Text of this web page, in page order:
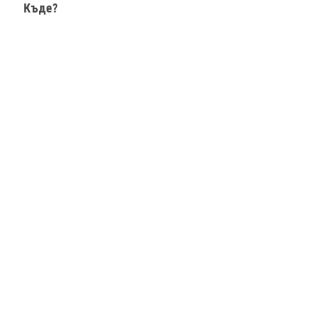
Къде?